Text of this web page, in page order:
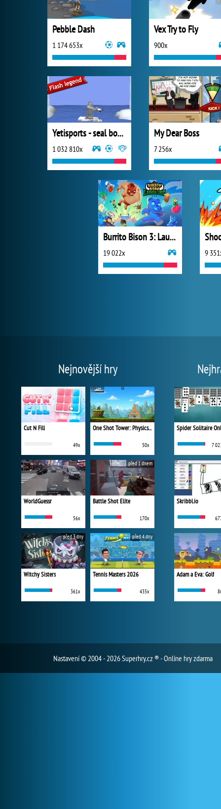
Pebble Dash
1 174 653x
Vex Try to Fly
900x
Yetisports - seal bounce
1 032 810x
My Dear Boss
7 256x
Burrito Bison 3: Launcha Libre
19 022x 9
Nejnovější hry
Cut N Fill
49x
One Shot Tower: Physics Destroyer
50x
WorldGuessr
56x
Battle Shot Elite
170x
před 1 dnem
Witchy Sisters
361x
před 3 dny
Tennis Masters 2026
435x
před 4 dny
Spider Solitaire
7
Skribbl.io
Adam a Eva: Golf
Nastavení© 2004 - 2026 Superhry.cz ® - Online hry zdarma